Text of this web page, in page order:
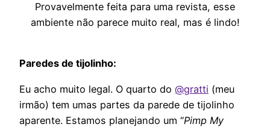
Provavelmente feita para uma revista, esse
ambiente não parece muito real, mas é lindo!
Paredes de tijolinho:
Eu acho muito legal. O quarto do @gratti (meu
irmão) tem umas partes da parede de tijolinho
aparente. Estamos planejando um “Pimp My